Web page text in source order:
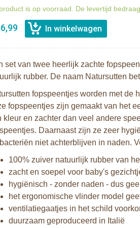
is op voorraad. De levertijd
set van twee heerlijk zachte
rubber. De naam Natursutten
fopspeentjes worden met de
fopspeentjes zijn gemaakt van het
kleur en zachter dan veel andere
Daarnaast zijn ze zeer
niet achterblijven in naden.
100% zuiver natuurlijk rubber van
zacht en soepel voor baby's
hygiënisch - zonder naden - dus
het ergonomische vlinder model
ventilatiegaatjes in het schild
duurzaam geproduceerd in Italië